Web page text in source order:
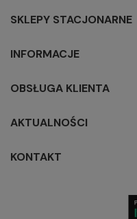
SKLEPY STACJONARNE
INFORMACJE
OBSŁUGA KLIENTA
AKTUALNOŚCI
KONTAKT